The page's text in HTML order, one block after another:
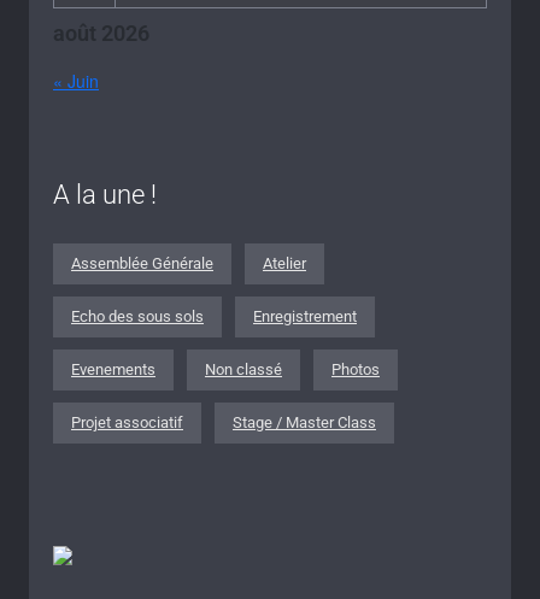
août 2026
« Juin
A la une !
Assemblée Générale Atelier
Echo des sous sols Enregistrement
Evenements Non classé Photos
Projet associatif Stage / Master Class